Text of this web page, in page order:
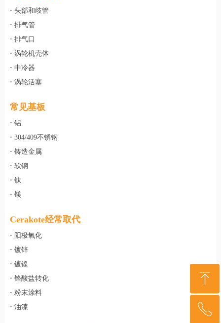
· 头部和歧管
· 排气管
· 排气口
· 涡轮机壳体
· 中冷器
· 涡轮活塞
常见基板
· 铝
· 304/409不锈钢
· 铸造金属
· 软钢
· 钛
· 镁
Cerakote经常取代
· 阳极氧化
· 镀锌
· 镀镍
· 铬酸盐转化
· 粉末涂料
· 油漆
ꁸ
回到顶部
ꂅ